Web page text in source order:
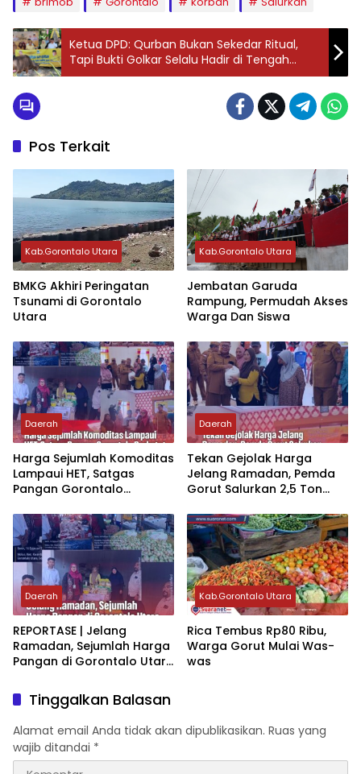
Ketua DPD: Qurban Bukan Sekedar Ritual,
Tapi Bukti Golkar Selalu Hadir di Tengah
Rakyat
Pos Terkait
Kab.Gorontalo Utara
BMKG Akhiri Peringatan
Tsunami di Gorontalo
Utara
Kab.Gorontalo Utara
Jembatan Garuda
Rampung, Permudah Akses
Warga Dan Siswa
Daerah
‎Harga Sejumlah Komoditas
Lampaui HET, Satgas
Pangan Gorontalo
Jelang Ramadhan‎‎
Daerah
Tekan Gejolak Harga
Jelang Ramadan‎‎, Pemda
Gorut Salurkan 2,5 Ton
Daerah
‎REPORTASE | Jelang
Ramadan, Sejumlah Harga
Pangan di Gorontalo Utara
Kab.Gorontalo Utara
‎Rica Tembus Rp80 Ribu,
Warga Gorut Mulai Was-
was
Tinggalkan Balasan
Alamat email Anda tidak akan dipublikasikan. Ruas yang
wajib ditandai *